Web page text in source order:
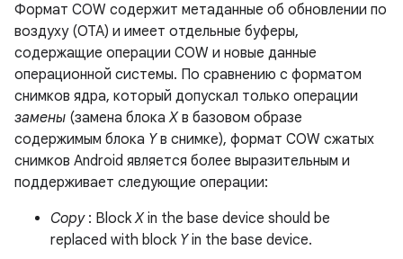
Формат COW содержит метаданные об обновлении по
воздуху (OTA) и имеет отдельные буферы,
содержащие операции COW и новые данные
операционной системы. По сравнению с форматом
снимков ядра, который допускал только операции
замены (замена блокаXв базовом образе
содержимым блока Yв снимке), формат COW сжатых
снимков Android является более выразительным и
поддерживает следующие операции:
Copy: BlockXin the base device should be
replaced with block Yin the base device.